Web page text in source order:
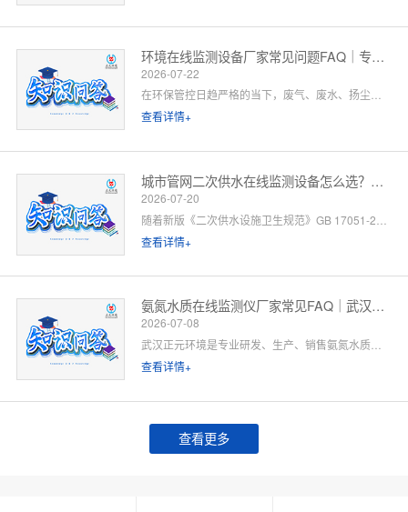
环境在线监测设备厂家常见问题FAQ｜专业厂家答疑解惑
2026-07-22
在环保管控日趋严格的当下，废气、废水、扬尘、噪声等环境在线监测设备已成为工矿企业、园区、市政工程必备的合规配套设施。很多客户在选型、合作、安装运维过程中，常会遇到厂家资质、设备精度、数据联网、售后保障等各类问题。 作为专业环境在线监测设备源头厂家，我们深耕环境监测领域多年，拥有自主研发、生产、销售、运维全链条服务能力。下面针对行业高频咨询问题，整理系统化FAQ答疑，一站式解决您的合作与选型顾虑。 一、厂家实力与资质相关问题
查看详情+
城市管网二次供水在线监测设备怎么选？水务单位高频 FAQ
2026-07-20
查看详情+
氨氮水质在线监测仪厂家常见FAQ｜武汉正元环境专业解答
2026-07-08
查看详情+
查看更多